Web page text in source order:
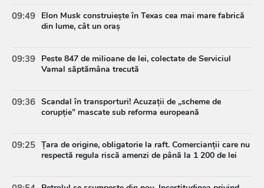
09:49 Elon Musk construiește în Texas cea mai mare fabrică
din lume, cât un oraș
09:39 Peste 847 de milioane de lei, colectate de Serviciul
Vamal săptămâna trecută
09:36 Scandal în transporturi! Acuzații de „scheme de
corupție” mascate sub reforma europeană
09:25 Țara de origine, obligatorie la raft. Comercianții care nu
respectă regula riscă amenzi de până la 1 200 de lei